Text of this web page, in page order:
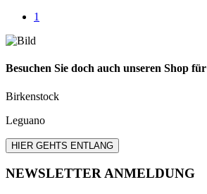
1
Besuchen Sie doch auch unseren Shop für
Birkenstock
Leguano
HIER GEHTS ENTLANG
NEWSLETTER ANMELDUNG